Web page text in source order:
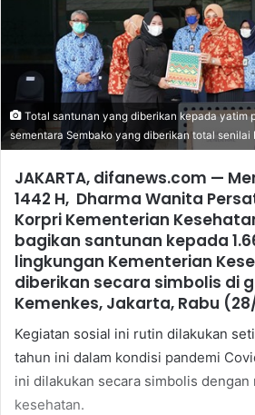
Total santunan yang diberikan kepada yatim
sementara Sembako yang diberikan total senilai
JAKARTA, difanews.com —
1442 H, Dharma Wanita
Korpri Kementerian
bagikan santunan kepada
lingkungan Kementerian
diberikan secara simbolis di
Kemenkes, Jakarta, Rabu
Kegiatan sosial ini rutin dilakukan
tahun ini dalam kondisi pandemi
ini dilakukan secara simbolis
kesehatan.